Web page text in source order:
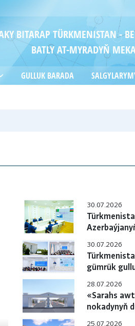
BITARAP TÜRKMENISTAN -
BATLY AT-MYRADYŇ
GULLUK BARADA
30.07.2026
ara alyp
30.07.2026
gümrük
okuw-
28.07.2026
«Sarahs
nokadynyň
25.07.2026